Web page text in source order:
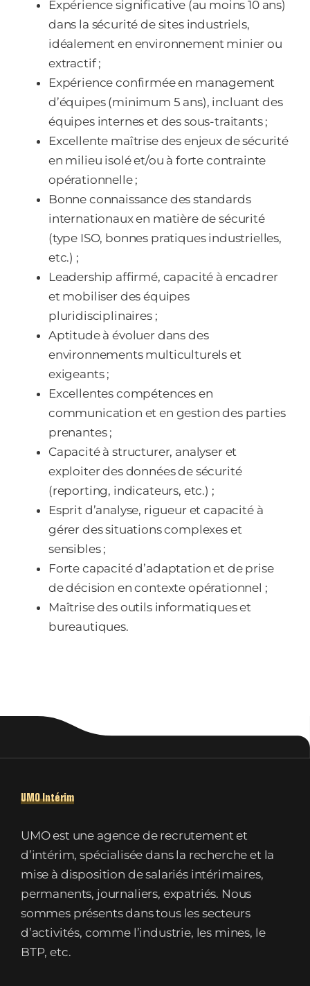
Expérience significative (au moins 10 ans)
dans la sécurité de sites industriels,
idéalement en environnement minier ou
extractif ;
Expérience confirmée en management
d’équipes (minimum 5 ans), incluant des
équipes internes et des sous-traitants ;
Excellente maîtrise des enjeux de sécurité
en milieu isolé et/ou à forte contrainte
opérationnelle ;
Bonne connaissance des standards
internationaux en matière de sécurité
(type ISO, bonnes pratiques industrielles,
etc.) ;
Leadership affirmé, capacité à encadrer
et mobiliser des équipes
pluridisciplinaires ;
Aptitude à évoluer dans des
environnements multiculturels et
exigeants ;
Excellentes compétences en
communication et en gestion des parties
prenantes ;
Capacité à structurer, analyser et
exploiter des données de sécurité
(reporting, indicateurs, etc.) ;
Esprit d’analyse, rigueur et capacité à
gérer des situations complexes et
sensibles ;
Forte capacité d’adaptation et de prise
de décision en contexte opérationnel ;
Maîtrise des outils informatiques et
bureautiques.
UMO Intérim
UMO est une agence de recrutement et
d’intérim, spécialisée dans la recherche et la
mise à disposition de salariés intérimaires,
permanents, journaliers, expatriés. Nous
sommes présents dans tous les secteurs
d’activités, comme l’industrie, les mines, le
BTP, etc.